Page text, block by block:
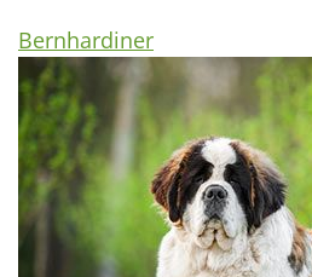
Bernhardiner